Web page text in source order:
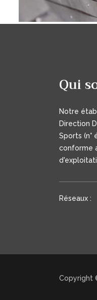
Qui
Notre
Direction
Sports (n°
conforme
Réseaux :
Copyright